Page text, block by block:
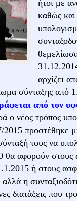
ήτοι με
καθώς
αρχίζει
σύνταξης από
από τον
ο νέος τρόπος
2015 προστέθηκε
τους να
θα αφορούν στους
ή στους
η
διατάξεις που